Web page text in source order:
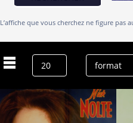
L’affiche que vous cherchez ne figure pas